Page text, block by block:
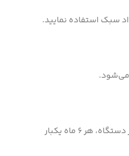
سبک استفاده نمایید.
می‌شود.
همیشه از محافظ گوش و عینک ایمنی استفاده کنید. دستگاه را در محیط‌های مرطوب استفاده نکنید. پس از هر بار استفاده، فیلتر هوا را بررسی و تمیز نمایید. برای افزایش عمر دستگاه، هر 6 ماه یکبار